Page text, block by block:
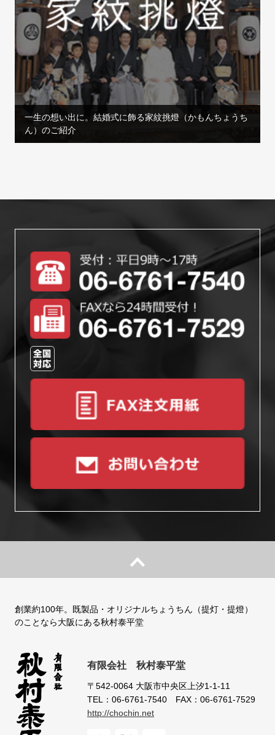
一生の想い出に。結婚式に飾る家紋挑燈（かもんちょうち
ん）のご紹介
創業約100年。既製品・オリジナルちょうちん（提灯・提燈）
のことなら大阪にある秋村泰平堂
有限会社 秋村泰平堂
〒542-0064 大阪市中央区上汐1-1-11
TEL：06-6761-7540 FAX：06-6761-7529
http://chochin.net